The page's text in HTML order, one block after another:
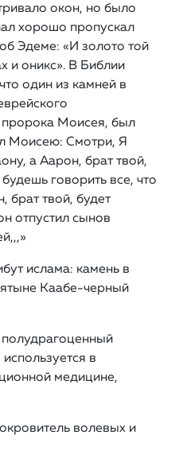
окон, но было
хорошо пропускал
Эдеме: «И золото той
и оникс». В Библии
один из камней в
пророка Моисея, был
Моисею: Смотри, Я
а Аарон, брат твой,
говорить все, что
брат твой, будет
отпустил сынов
ислама: камень в
Каабе-черный
в
медицине,
волевых и